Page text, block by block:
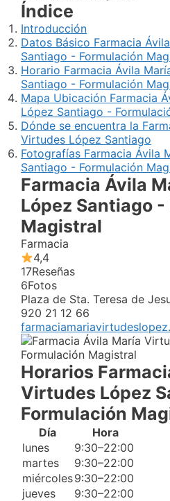
Índice
Introducción
Datos Básico Farmacia
Santiago - Formulación
Horario Farmacia Ávila
Santiago - Formulación
Mapa Ubicación Farmacia
López Santiago -
Dónde se encuentra la
Virtudes López Santiago
Fotografías Farmacia Ávila
Santiago - Formulación
Farmacia Ávila
López Santiago
Magistral
Farmacia
4,4
17Reseñas
6Fotos
Plaza de Sta. Teresa de
920 21 12 66
Horarios
Virtudes López
Formulación
Día
Hora
lunes
9:30–22:00
martes
9:30–22:00
miércoles9:30–22:00
jueves
9:30–22:00